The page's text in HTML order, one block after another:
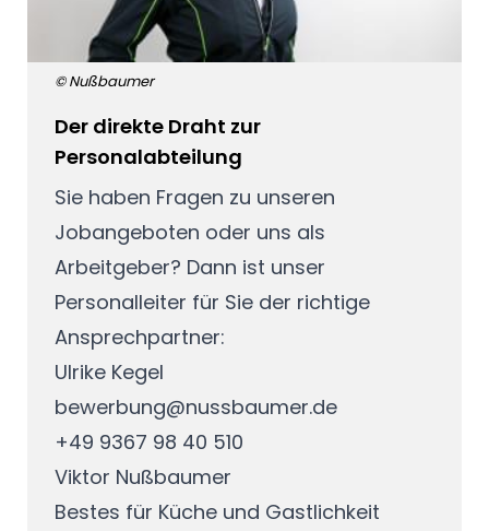
© Nußbaumer
Der direkte Draht zur
Personalabteilung
Sie haben Fragen zu unseren
Jobangeboten oder uns als
Arbeitgeber? Dann ist unser
Personalleiter für Sie der richtige
Ansprechpartner:
Ulrike Kegel
bewerbung@nussbaumer.de
+49 9367 98 40 510
Viktor Nußbaumer
Bestes für Küche und Gastlichkeit